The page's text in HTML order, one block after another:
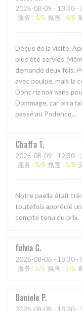
2026-08-09 - 13:30 -
服务 : 1/5 氛围 : 4/5
Déçus de la visite.
plus été servies.
demandé deux fois.
avec poulpe, mais la
Donc riz noir sans
Dommage, car on a
passé au Podenco…
Chaffa T
2026-08-09 - 12:30 -
服务 : 3/5 氛围 : 3/5
Notre paella était
toutefois apprécié
compte tenu du prix.
fulvia G
2026-08-06 - 18:30 -
服务 : 5/5 氛围 : 5/5
Daniele P
2026-08-08 - 18:30 -